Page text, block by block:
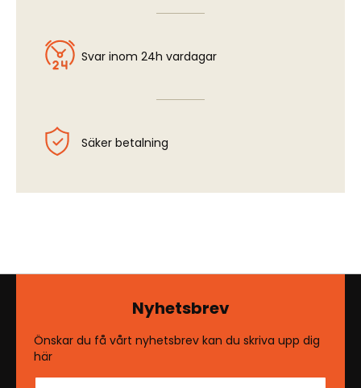
Svar inom 24h vardagar
Säker betalning
Nyhetsbrev
Önskar du få vårt nyhetsbrev kan du skriva upp dig
här